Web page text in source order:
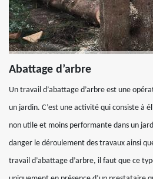
Abattage d’arbre
Un travail d’abattage d’arbre est une
un jardin. C’est une activité qui consiste à
non utile et moins performante dans un
danger le déroulement des travaux ainsi
travail d’abattage d’arbre, il faut que ce